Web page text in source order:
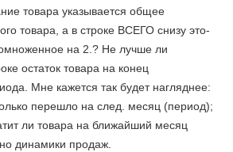
товара указывается общее
товара, а в строке ВСЕГО снизу это-
на 2.? Не лучше ли
остаток товара на конец
Мне кажется так будет нагляднее:
перешло на след. месяц (период);
ли товара на ближайший месяц
динамики продаж.